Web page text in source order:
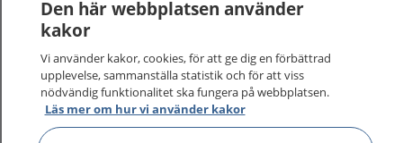
1177 på flera språk
Om 1177
Den här webbplatsen använder
kakor
Vi använder kakor, cookies, för att ge dig en förbättrad
upplevelse, sammanställa statistik och för att viss
nödvändig funktionalitet ska fungera på webbplatsen.
Läs mer om hur vi använder kakor